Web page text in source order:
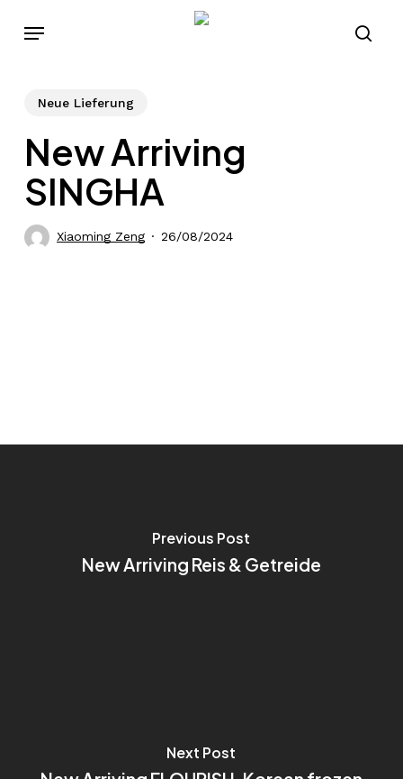
Menu
Neue Lieferung
New Arriving
SINGHA
Xiaoming Zeng 26/08/2024
Previous Post
New Arriving Reis & Getreide
Next Post